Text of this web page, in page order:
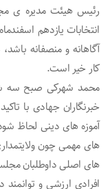
رئیس هیئت مدیره ی
انتخابات یازدهم
آگاهانه و منصفانه
کار خیر است.
محمد شهرکی صبح سه
خبرنگاران جهادی با
آموزه های دینی لحاظ
های مهمی چون
های اصلی داوطلبان
افرادی ارزشی و توانمند